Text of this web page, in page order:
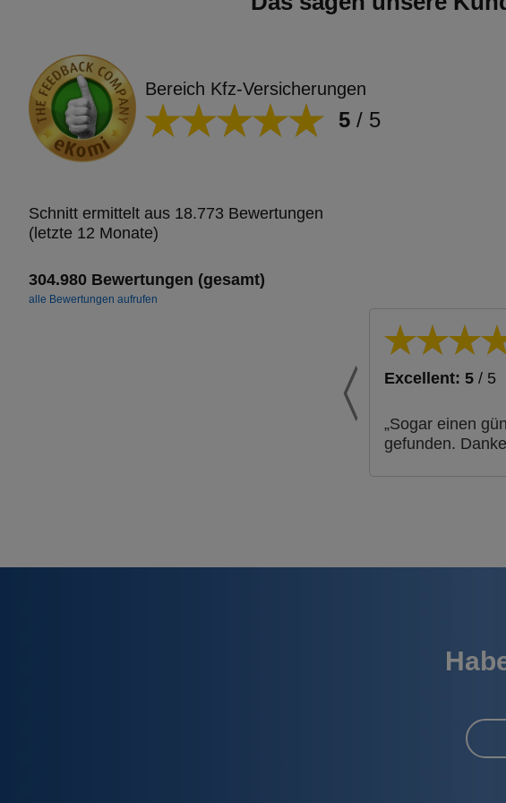
Bereich Kfz-Versicherungen
5 / 5
Schnitt ermittelt aus 18.773 Bewertungen
(letzte 12 Monate)
304.980 Bewertungen (gesamt)
alle Bewertungen aufrufen
Excellent: 5 / 5
„Sogar einen
gefunden.